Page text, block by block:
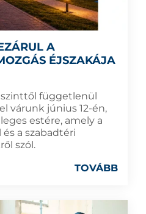
A
ÉJSZAKÁJA
függetlenül
várunk június 12-én,
estére, amely a
a szabadtéri
szól.
TOVÁBB